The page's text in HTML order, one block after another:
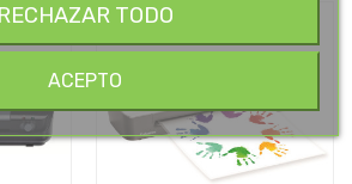
RECHAZAR TODO
ACEPTO